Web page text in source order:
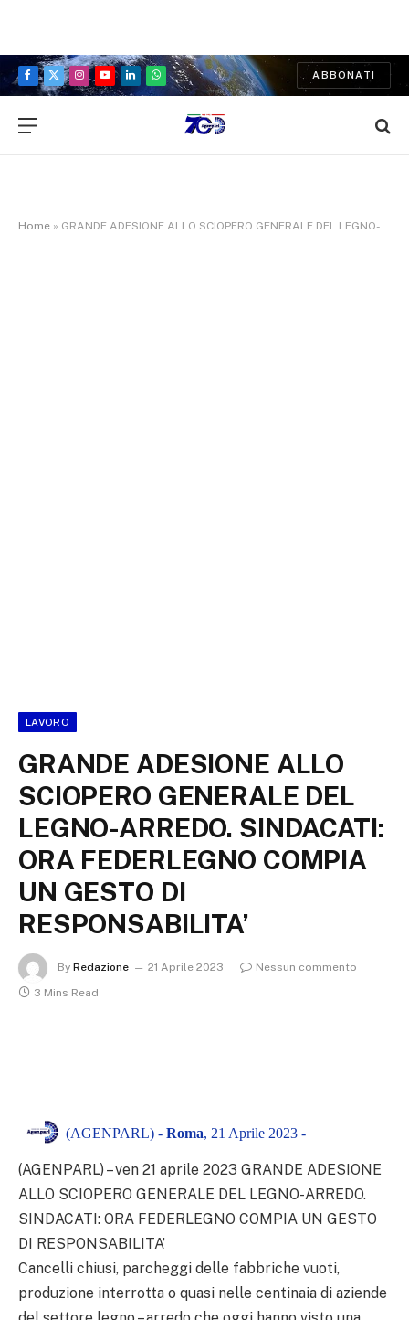
Facebook
X
Instagram
YouTubeLinkedInWhatsApp
ABBONATI
Home » GRANDE ADESIONE ALLO SCIOPERO GENERALE DEL LEGNO-ARREDO. SINDACATI: ORA FEDERLEGNO COMPIA UN GESTO DI RESPONSABILITA’
LAVORO
GRANDE ADESIONE ALLO
SCIOPERO GENERALE DEL
LEGNO-ARREDO. SINDACATI:
ORA FEDERLEGNO COMPIA
UN GESTO DI
RESPONSABILITA’
By Redazione 21 Aprile 2023
Nessun commento
3 Mins Read
(AGENPARL) - Roma, 21 Aprile 2023 -
(AGENPARL) – ven 21 aprile 2023 GRANDE ADESIONE
ALLO SCIOPERO GENERALE DEL LEGNO-ARREDO.
SINDACATI: ORA FEDERLEGNO COMPIA UN GESTO
DI RESPONSABILITA’
Cancelli chiusi, parcheggi delle fabbriche vuoti,
produzione interrotta o quasi nelle centinaia di aziende